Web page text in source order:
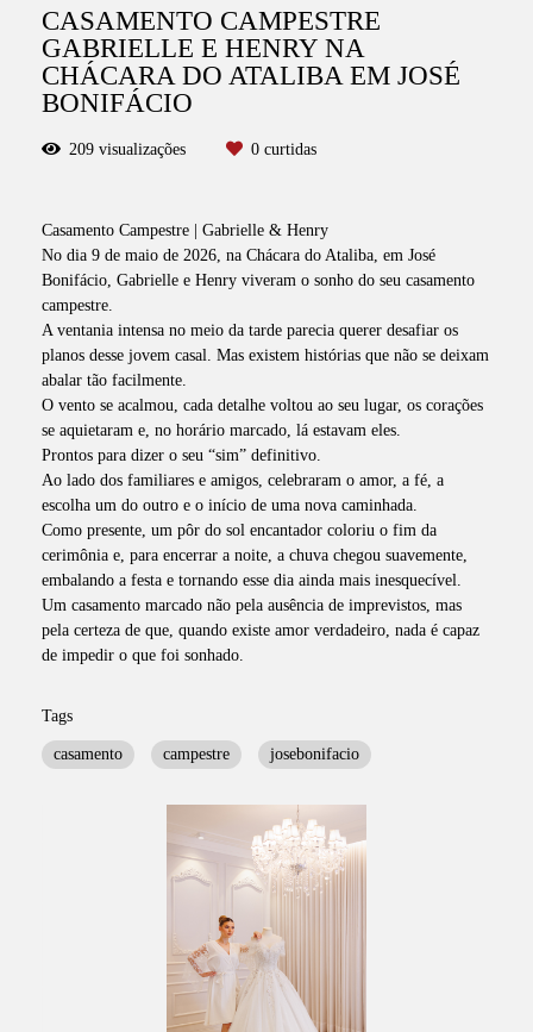
CASAMENTO CAMPESTRE
GABRIELLE E HENRY NA
CHÁCARA DO ATALIBA EM JOSÉ
BONIFÁCIO
209 visualizações 0 curtidas
Casamento Campestre | Gabrielle & Henry
No dia 9 de maio de 2026, na Chácara do Ataliba, em José
Bonifácio, Gabrielle e Henry viveram o sonho do seu casamento
campestre.
A ventania intensa no meio da tarde parecia querer desafiar os
planos desse jovem casal. Mas existem histórias que não se deixam
abalar tão facilmente.
O vento se acalmou, cada detalhe voltou ao seu lugar, os corações
se aquietaram e, no horário marcado, lá estavam eles.
Prontos para dizer o seu “sim” definitivo.
Ao lado dos familiares e amigos, celebraram o amor, a fé, a
escolha um do outro e o início de uma nova caminhada.
Como presente, um pôr do sol encantador coloriu o fim da
cerimônia e, para encerrar a noite, a chuva chegou suavemente,
embalando a festa e tornando esse dia ainda mais inesquecível.
Um casamento marcado não pela ausência de imprevistos, mas
pela certeza de que, quando existe amor verdadeiro, nada é capaz
de impedir o que foi sonhado.
Tags
casamento campestre josebonifacio